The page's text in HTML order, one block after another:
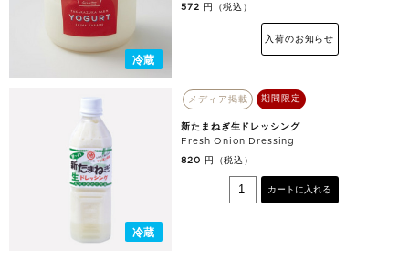
冷蔵
572 円（税込）
入荷のお知らせ
冷蔵
メディア掲載 期間限定
新たまねぎ生ドレッシング
Fresh Onion Dressing
820 円（税込）
カートに入れる